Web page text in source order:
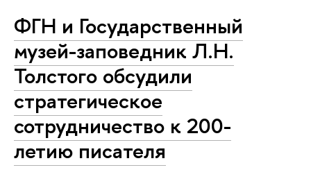
ФГН и Государственный
музей-заповедник Л.Н.
Толстого обсудили
стратегическое
сотрудничество к 200-
летию писателя